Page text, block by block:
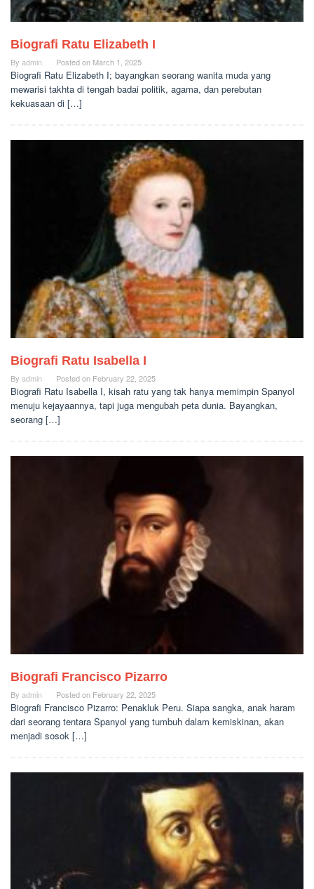
Biografi Ratu Elizabeth I
By admin Posted on March 1, 2025
Biografi Ratu Elizabeth I; bayangkan seorang wanita muda yang
mewarisi takhta di tengah badai politik, agama, dan perebutan
kekuasaan di […]
Biografi Ratu Isabella I
By admin Posted on February 22, 2025
Biografi Ratu Isabella I, kisah ratu yang tak hanya memimpin Spanyol
menuju kejayaannya, tapi juga mengubah peta dunia. Bayangkan,
seorang […]
Biografi Francisco Pizarro
By admin Posted on February 22, 2025
Biografi Francisco Pizarro: Penakluk Peru. Siapa sangka, anak haram
dari seorang tentara Spanyol yang tumbuh dalam kemiskinan, akan
menjadi sosok […]